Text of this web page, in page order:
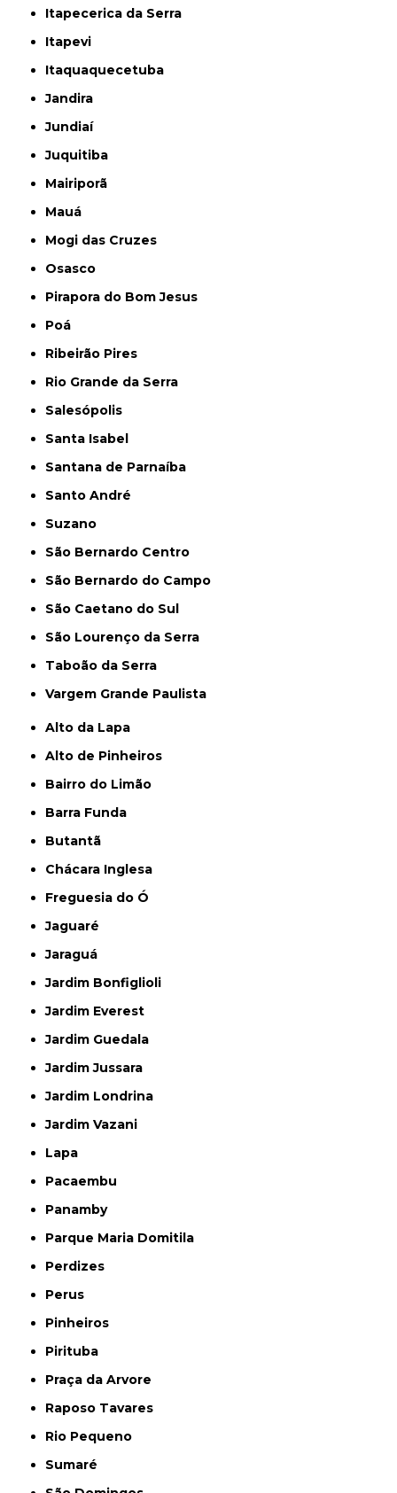
Itapecerica da Serra
Itapevi
Itaquaquecetuba
Jandira
Jundiaí
Juquitiba
Mairiporã
Mauá
Mogi das Cruzes
Osasco
Pirapora do Bom Jesus
Poá
Ribeirão Pires
Rio Grande da Serra
Salesópolis
Santa Isabel
Santana de Parnaíba
Santo André
Suzano
São Bernardo Centro
São Bernardo do Campo
São Caetano do Sul
São Lourenço da Serra
Taboão da Serra
Vargem Grande Paulista
Alto da Lapa
Alto de Pinheiros
Bairro do Limão
Barra Funda
Butantã
Chácara Inglesa
Freguesia do Ó
Jaguaré
Jaraguá
Jardim Bonfiglioli
Jardim Everest
Jardim Guedala
Jardim Jussara
Jardim Londrina
Jardim Vazani
Lapa
Pacaembu
Panamby
Parque Maria Domitila
Perdizes
Perus
Pinheiros
Pirituba
Praça da Arvore
Raposo Tavares
Rio Pequeno
Sumaré